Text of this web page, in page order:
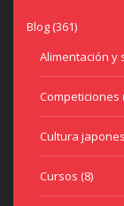
Blog (361)
Alimentación y
Competiciones
Cultura
Cursos (8)